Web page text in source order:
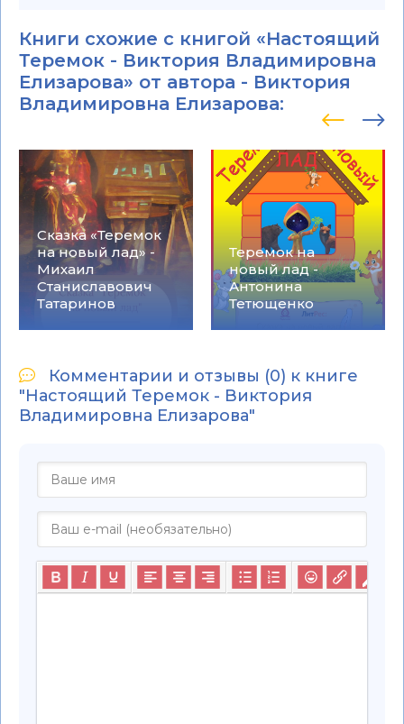
Книги схожие с книгой «Настоящий
Теремок - Виктория Владимировна
Елизарова» от автора - Виктория
Владимировна Елизарова:
Сказка «Теремок
на новый лад» -
Михаил
Станиславович
Татаринов
Теремок на
новый лад -
Антонина
Тетющенко
Комментарии и отзывы (0) к книге
"Настоящий Теремок - Виктория
Владимировна Елизарова"